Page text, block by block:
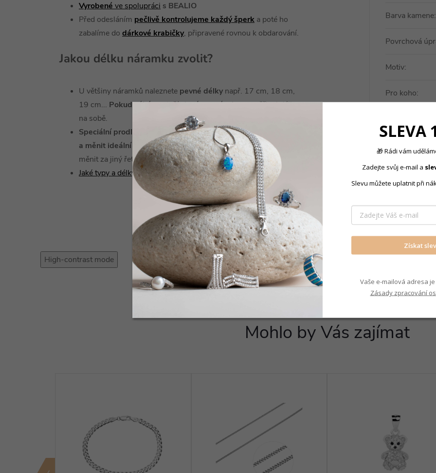
Vyrobené ve spolupráci s BEALIO
Před odesláním pečlivě kontrolujeme každý šperk a poté ho
zabalíme do dárkové krabičky, připravené rovnou k obdarování.
Jakou délku náramku zvolit?
U většiny náramků naleznete pevné délky např. 17 cm, 18 cm,
19 cm... Pokud váháte, stačí sivzít provázeka naměřit si délku
na sobě.
Speciální prodlužovací řetízek- u řetízku vámumožňuje zvolit
a měnit ideální délkupodle vašeho přání, aniž by bylo potřeba
měnit za jiný řetízek.
Jaké typy a délky náramků u nás najdete?
Barva kamene:
Povrchová
Motiv:
Pro koho:
Produkt
Řetízky -
High-contrast mode
Mohlo by Vás zajímat
SLEVA
🎁 Rádi vám
Zadejte svůj e-mail a
Slevu můžete uplatnit při
Získat
Vaše e-mailová adresa
Zásady zpracování